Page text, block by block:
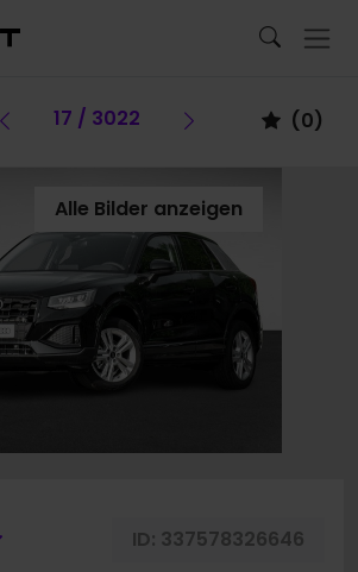
Vorheriges Fahrzeug
17 / 3022 Vorheriges
(0)
Alle Bilder anzeigen
Fahrzeug merken
ID: 337578326646